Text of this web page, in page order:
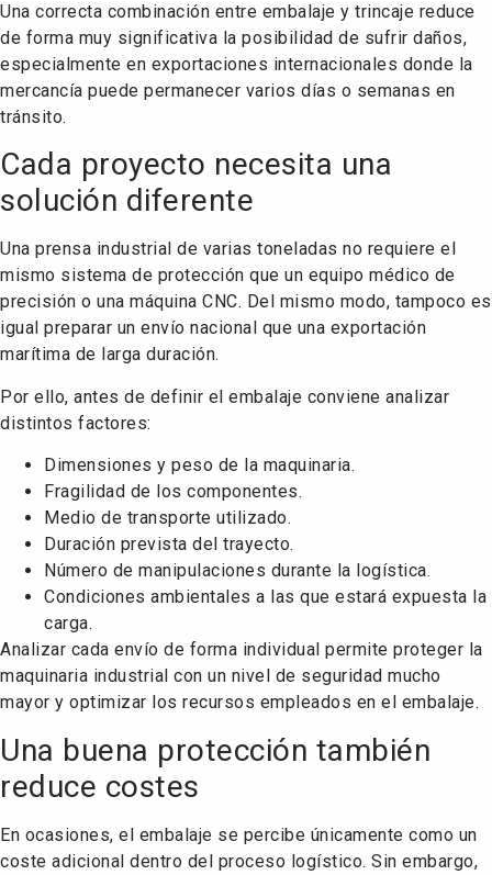
Una correcta combinación entre embalaje y trincaje reduce
de forma muy significativa la posibilidad de sufrir daños,
especialmente en exportaciones internacionales donde la
mercancía puede permanecer varios días o semanas en
tránsito.
Cada proyecto necesita una
solución diferente
Una prensa industrial de varias toneladas no requiere el
mismo sistema de protección que un equipo médico de
precisión o una máquina CNC. Del mismo modo, tampoco es
igual preparar un envío nacional que una exportación
marítima de larga duración.
Por ello, antes de definir el embalaje conviene analizar
distintos factores:
Dimensiones y peso de la maquinaria.
Fragilidad de los componentes.
Medio de transporte utilizado.
Duración prevista del trayecto.
Número de manipulaciones durante la logística.
Condiciones ambientales a las que estará expuesta la
carga.
Analizar cada envío de forma individual permite proteger la
maquinaria industrial con un nivel de seguridad mucho
mayor y optimizar los recursos empleados en el embalaje.
Una buena protección también
reduce costes
En ocasiones, el embalaje se percibe únicamente como un
coste adicional dentro del proceso logístico. Sin embargo,